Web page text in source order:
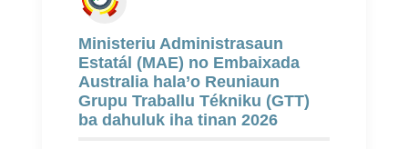
Ministeriu Administrasaun
Estatál (MAE) no Embaixada
Australia hala’o Reuniaun
Grupu Traballu Tékniku (GTT)
ba dahuluk iha tinan 2026